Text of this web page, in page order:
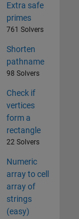
Extra safe
primes
761 Solvers
Shorten
pathname
98 Solvers
Check if
vertices
form a
rectangle
22 Solvers
Numeric
array to cell
array of
strings
(easy)